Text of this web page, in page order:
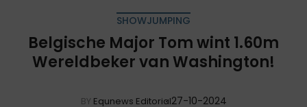
SHOWJUMPING
Belgische Major Tom wint 1.60m
Wereldbeker van Washington!
BY Equnews Editorial27-10-2024